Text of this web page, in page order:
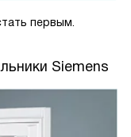
первым.
Siemens